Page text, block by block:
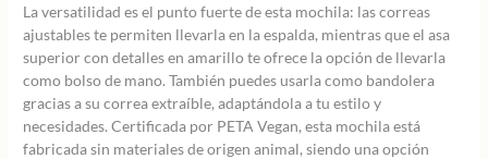
La versatilidad es el punto fuerte de esta mochila: las correas
ajustables te permiten llevarla en la espalda, mientras que el asa
superior con detalles en amarillo te ofrece la opción de llevarla
como bolso de mano. También puedes usarla como bandolera
gracias a su correa extraíble, adaptándola a tu estilo y
necesidades. Certificada por PETA Vegan, esta mochila está
fabricada sin materiales de origen animal, siendo una opción